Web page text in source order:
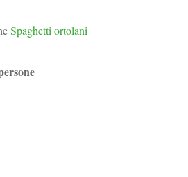
Spaghetti ortolani